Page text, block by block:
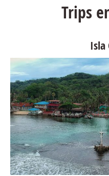
Trips
Isla